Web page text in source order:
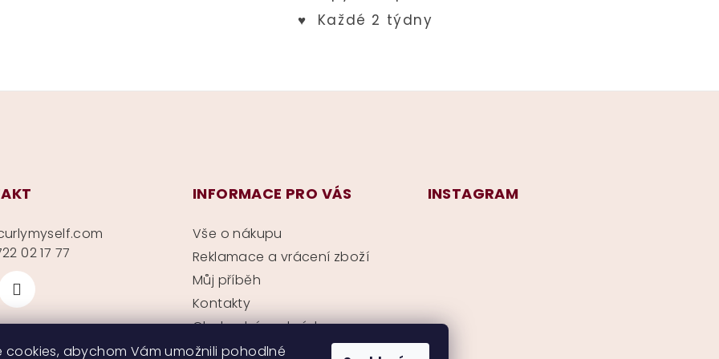
cookies, abychom Vám umožnili pohodlné
02 17 77
INFORMACE PRO VÁS
Vše o nákupu
Reklamace a vrácení zboží
Můj příběh
Kontakty
Obchodní podmínky
Ochrana soukromí
INSTAGRAM